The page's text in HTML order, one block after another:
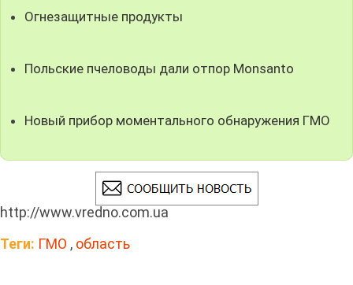
Огнезащитные продукты
Польские пчеловоды дали отпор Monsanto
Новый прибор моментального обнаружения ГМО
http://www.vredno.com.ua
Теги: ГМО , область